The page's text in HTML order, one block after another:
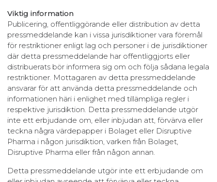
Viktig information
Publicering, offentliggörande eller distribution av detta
pressmeddelande kan i vissa jurisdiktioner vara föremål
för restriktioner enligt lag och personer i de jurisdiktioner
där detta pressmeddelande har offentliggjorts eller
distribuerats bör informera sig om och följa sådana legala
restriktioner. Mottagaren av detta pressmeddelande
ansvarar för att använda detta pressmeddelande och
informationen häri i enlighet med tillämpliga regler i
respektive jurisdiktion. Detta pressmeddelande utgör
inte ett erbjudande om, eller inbjudan att, förvärva eller
teckna några värdepapper i Bolaget eller Disruptive
Pharma i någon jurisdiktion, varken från Bolaget,
Disruptive Pharma eller från någon annan.
Detta pressmeddelande utgör inte ett erbjudande om